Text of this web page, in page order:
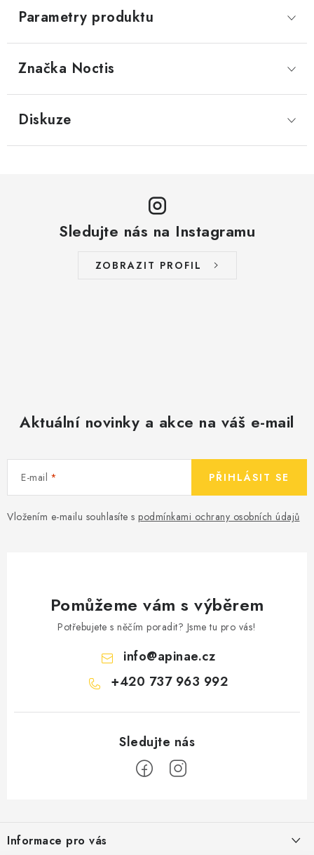
Parametry produktu
Značka Noctis
Diskuze
Sledujte nás na Instagramu
ZOBRAZIT PROFIL
Aktuální novinky a akce na váš e-mail
E-mail
Vložením e-mailu souhlasíte s podmínkami ochrany osobních údajů
PŘIHLÁSIT SE
Pomůžeme vám s výběrem
Potřebujete s něčím poradit? Jsme tu pro vás!
info@apinae.cz
+420 737 963 992
pInformace pro vás